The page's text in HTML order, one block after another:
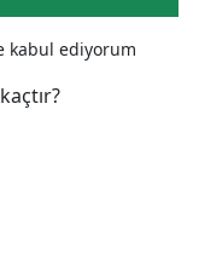
kabul ediyorum